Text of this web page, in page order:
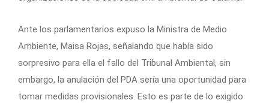
Ante los parlamentarios expuso la Ministra de Medio
Ambiente, Maisa Rojas, señalando que había sido
sorpresivo para ella el fallo del Tribunal Ambiental, sin
embargo, la anulación del PDA sería una oportunidad para
tomar medidas provisionales. Esto es parte de lo exigido